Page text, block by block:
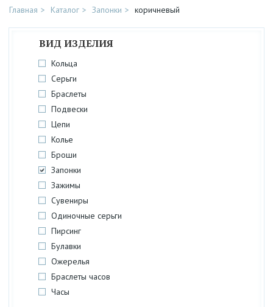
Главная Каталог Запонки коричневый
ВИД ИЗДЕЛИЯ
Кольца
Серьги
Браслеты
Подвески
Цепи
Колье
Броши
Запонки
Зажимы
Сувениры
Одиночные серьги
Пирсинг
Булавки
Ожерелья
Браслеты часов
Часы